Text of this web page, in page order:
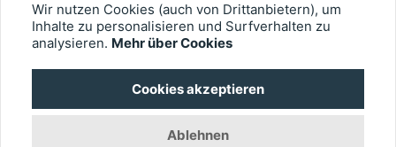
Kontakt
© 2026 EYEFOX UG (haftungsbeschränkt)
Wir nutzen Cookies (auch von Drittanbietern), um
Inhalte zu personalisieren und Surfverhalten zu
analysieren. Mehr über Cookies
Cookies akzeptieren
Ablehnen